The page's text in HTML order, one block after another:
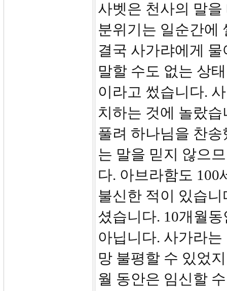
사벳은 천사의 말
분위기는 일순간에
결국 사가랴에게
말할 수도 없는 상
이라고 썼습니다.
치하는 것에 놀랐
풀려 하나님을 찬
는 말을 믿지 않으
다. 아브라함도
불신한 적이 있습
셨습니다. 10개월
아닙니다. 사가라
망 불평할 수 있었
월 동안은 임신할